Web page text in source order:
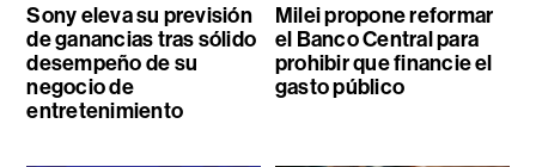
Sony eleva su previsión
de ganancias tras sólido
desempeño de su
negocio de
entretenimiento
Milei propone reformar
el Banco Central para
prohibir que financie el
gasto público